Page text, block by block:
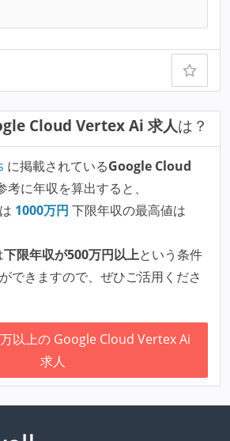
Cloud Vertex Ai 求人は？
に掲載されているGoogle Cloud
考に年収を算出すると、
1000万円 下限年収の最高値は
下限年収が500万円以上という条件
できますので、ぜひご活用くださ
以上の Google Cloud Vertex Ai
求人